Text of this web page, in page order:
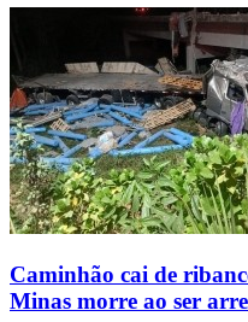
Caminhão cai de
Minas morre ao ser